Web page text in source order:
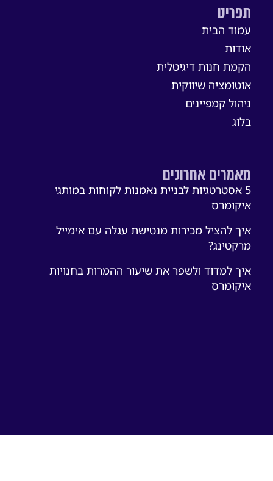
תפריט
עמוד הבית
אודות
הקמת חנות דיגיטלית
אוטומציה שיווקית
ניהול קמפיינים
בלוג
מאמרים אחרונים
5 אסטרטגיות לבניית נאמנות לקוחות במותגי
איקומרס
איך להציל מכירות מנטישת עגלה עם אימייל
מרקטינג?
איך למדוד ולשפר את שיעור ההמרות בחנויות
איקומרס